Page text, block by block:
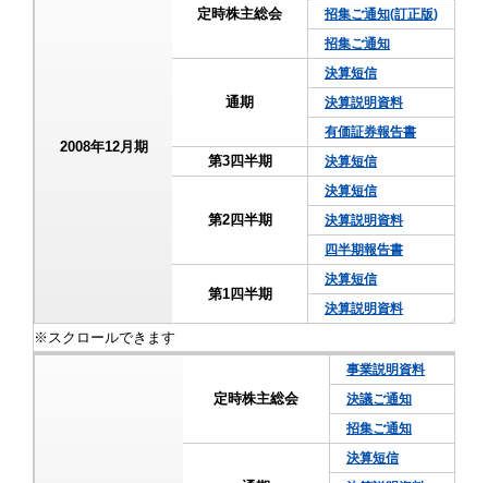
2008年12月期
定時株主総会
招集ご通知(訂正版)
招集ご通知
通期
決算短信
決算説明資料
有価証券報告書
第3四半期 決算短信
第2四半期
決算短信
決算説明資料
四半期報告書
第1四半期
決算短信
決算説明資料
定時株主総会
事業説明資料
決議ご通知
招集ご通知
決算短信